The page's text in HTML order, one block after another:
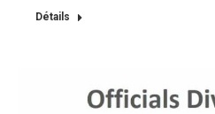
Détails